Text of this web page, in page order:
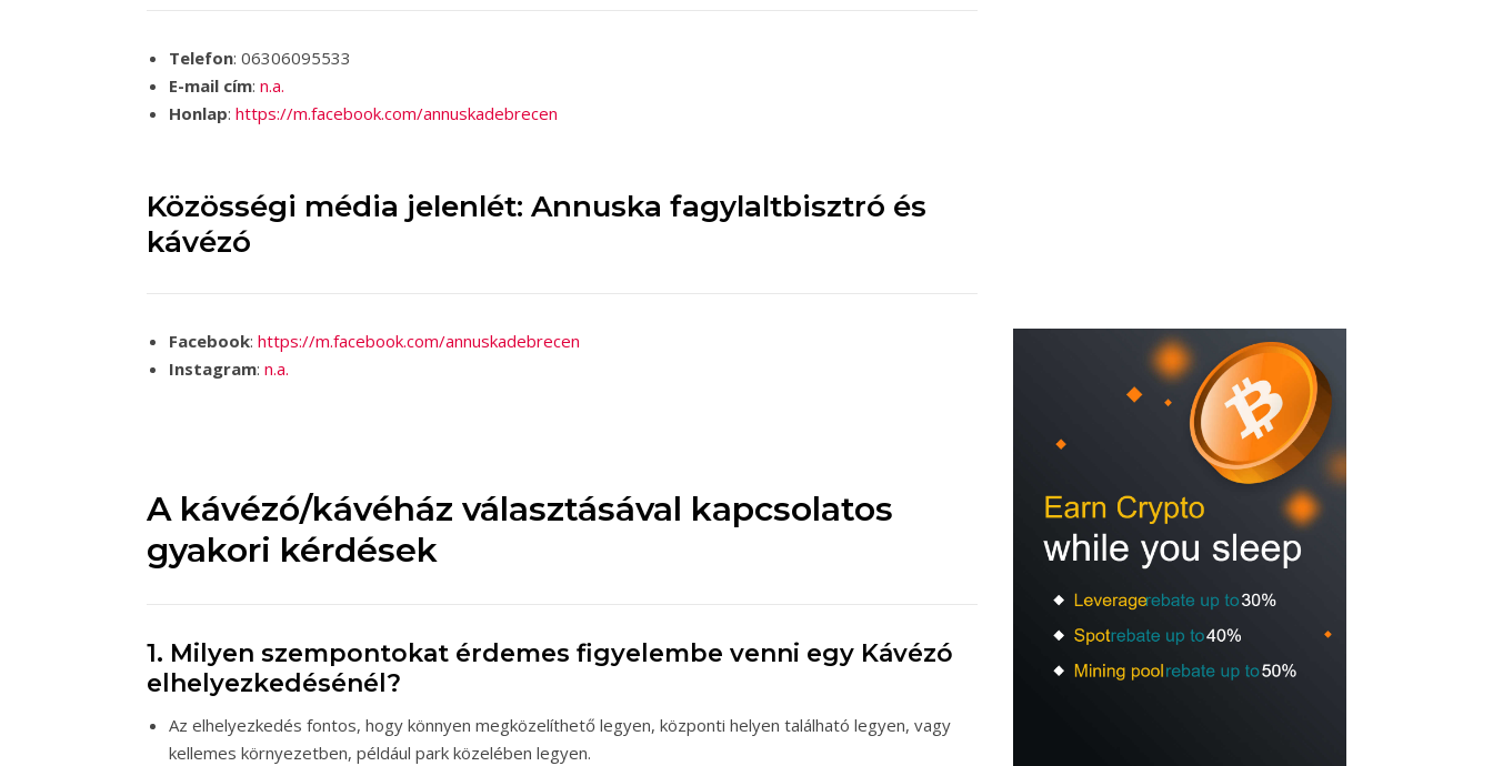
Telefon: 06306095533
E-mail cím: n.a.
Honlap: https://m.facebook.com/annuskadebrecen
Közösségi média jelenlét: Annuska fagylaltbisztró és
kávézó
Facebook: https://m.facebook.com/annuskadebrecen
Instagram: n.a.
A kávézó/kávéház választásával kapcsolatos
gyakori kérdések
1. Milyen szempontokat érdemes figyelembe venni egy Kávézó
elhelyezkedésénél?
Az elhelyezkedés fontos, hogy könnyen megközelíthető legyen, központi helyen található legyen, vagy
kellemes környezetben, például park közelében legyen.